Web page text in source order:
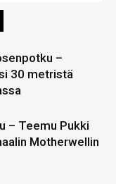
–
30 metristä
– Teemu Pukki
Motherwellin